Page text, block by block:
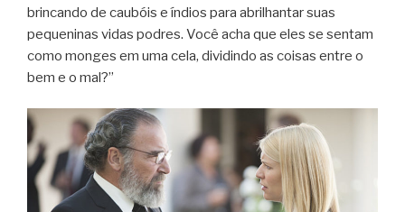
brincando de caubóis e índios para abrilhantar suas
pequeninas vidas podres. Você acha que eles se sentam
como monges em uma cela, dividindo as coisas entre o
bem e o mal?”